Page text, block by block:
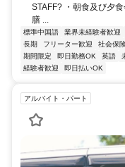
STAFF? ・朝食及び夕
膳 ...
標準中国語 業界未経験者歓迎
長期
フリーター歓迎 社会保
期間限定
即日勤務OK 英語
経験者歓迎
即日払いOK
アルバイト・パート